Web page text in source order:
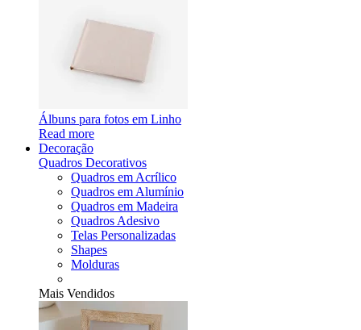
Álbuns para fotos em Linho
Read more
Decoração
Quadros Decorativos
Quadros em Acrílico
Quadros em Alumínio
Quadros em Madeira
Quadros Adesivo
Telas Personalizadas
Shapes
Molduras
Mais Vendidos